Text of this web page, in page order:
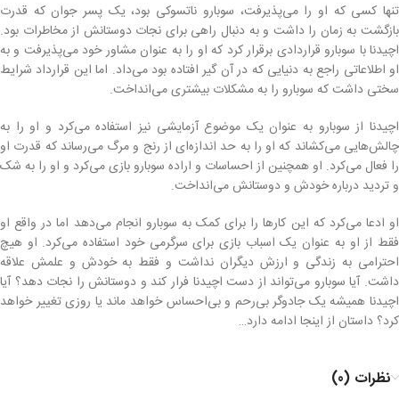
تنها کسی که او را می‌پذیرفت، سوبارو ناتسوکی بود، یک پسر جوان که قدرت
بازگشت به زمان را داشت و به دنبال راهی برای نجات دوستانش از مخاطرات بود.
اچیدنا با سوبارو قراردادی برقرار کرد که او را به عنوان مشاور خود می‌پذیرفت و به
او اطلاعاتی راجع به دنیایی که در آن گیر افتاده بود می‌داد. اما این قرارداد شرایط
سختی داشت که سوبارو را به مشکلات بیشتری می‌انداخت.
اچیدنا از سوبارو به عنوان یک موضوع آزمایشی نیز استفاده می‌کرد و او را به
چالش‌هایی می‌کشاند که او را به حد اندازه‌ای از رنج و مرگ می‌رساند که قدرت او
را فعال می‌کرد. او همچنین از احساسات و اراده سوبارو بازی می‌کرد و او را به شک
و تردید درباره خودش و دوستانش می‌انداخت.
او ادعا می‌کرد که این کارها را برای کمک به سوبارو انجام می‌دهد اما در واقع او
فقط از او به عنوان یک اسباب بازی برای سرگرمی خود استفاده می‌کرد. او هیچ
احترامی به زندگی و ارزش دیگران نداشت و فقط به خودش و علمش علاقه
داشت. آیا سوبارو می‌تواند از دست اچیدنا فرار کند و دوستانش را نجات دهد؟ آیا
اچیدنا همیشه یک جادوگر بی‌رحم و بی‌احساس خواهد ماند یا روزی تغییر خواهد
کرد؟ داستان از اینجا ادامه دارد…
نظرات (0)